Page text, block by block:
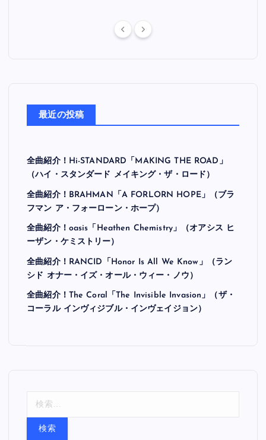
最近の投稿
全曲紹介！Hi-STANDARD「MAKING THE ROAD」
（ハイ・スタンダード メイキング・ザ・ロード）
全曲紹介！BRAHMAN「A FORLORN HOPE」（ブラ
フマン ア・フォーローン・ホープ）
全曲紹介！oasis「Heathen Chemistry」（オアシス ヒ
ーザン・ケミストリー）
全曲紹介！RANCID「Honor Is All We Know」（ラン
シド オナー・イズ・オール・ウィー・ノウ）
全曲紹介！The Coral「The Invisible Invasion」（ザ・
コーラル インヴィジブル・インヴェイジョン）